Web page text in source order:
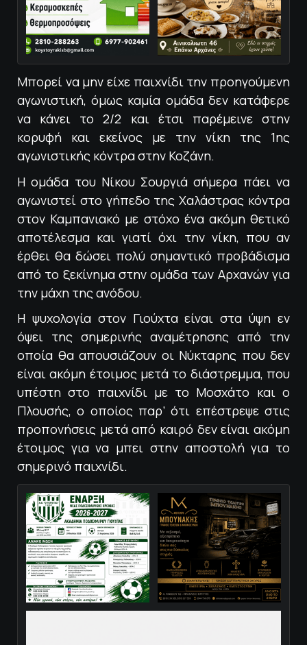
Μπορεί να μην είχε παιχνίδι την προηγούμενη
αγωνιστική, όμως καμία ομάδα δεν κατάφερε
να κάνει το 2/2 και έτσι παρέμεινε στην
κορυφή και εκείνος με την νίκη της 1ης
αγωνιστικής κόντρα στην Κοζάνη.
Η ομάδα του Νίκου Σουργιά σήμερα πάει να
αγωνιστεί στο γήπεδο της Χαλάστρας κόντρα
στον Καμπανιακό με στόχο ένα ακόμη θετικό
αποτέλεσμα και γιατί όχι την νίκη, που αν
έρθει θα δώσει πολύ σημαντικό προβάδισμα
από το ξεκίνημα στην ομάδα των Αρχανών για
την μάχη της ανόδου.
Η ψυχολογία στον Γιούχτα είναι στα ύψη εν
όψει της σημερινής αναμέτρησης από την
οποία θα απουσιάζουν οι Νύκταρης που δεν
είναι ακόμη έτοιμος μετά το διάστρεμμα, που
υπέστη στο παιχνίδι με το Μοσχάτο και ο
Πλουσής, ο οποίος παρ’ ότι επέστρεψε στις
προπονήσεις μετά από καιρό δεν είναι ακόμη
έτοιμος για να μπει στην αποστολή για το
σημερινό παιχνίδι.